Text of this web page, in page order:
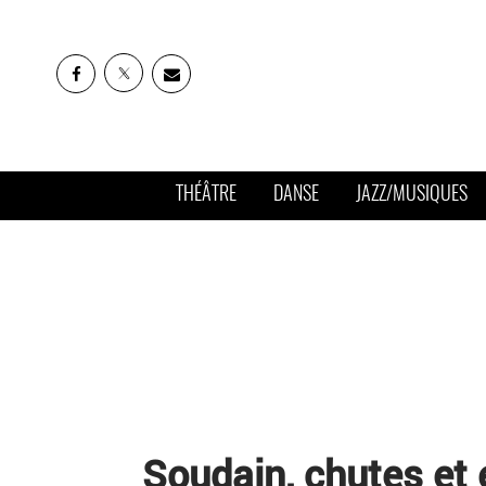
THÉÂTRE DANSE JAZZ/MUSIQUES
Soudain, chutes et